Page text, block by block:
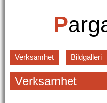
P
Verksamhet Bildgalleri
Verksamhet